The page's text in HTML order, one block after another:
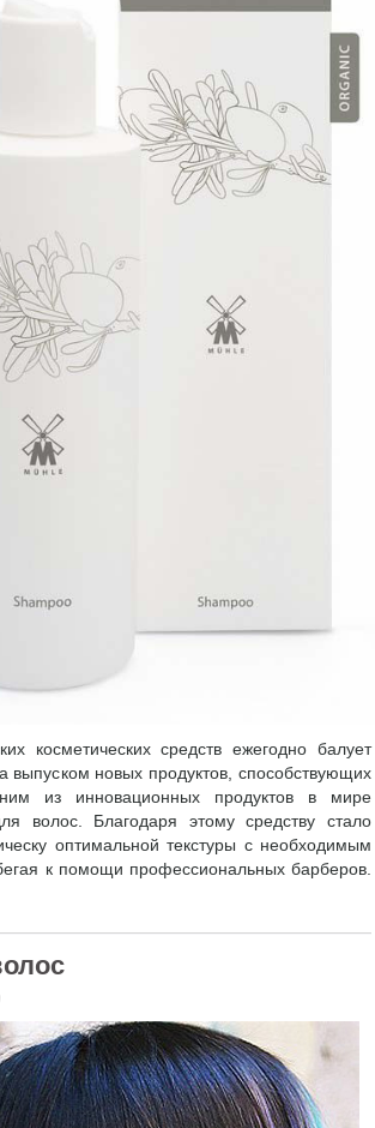
косметических средств ежегодно балует
выпуском новых продуктов, способствующих
из инновационных продуктов в мире
волос. Благодаря этому средству стало
оптимальной текстуры с необходимым
к помощи профессиональных барберов.